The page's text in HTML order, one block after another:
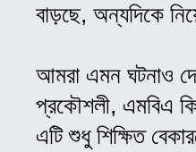
বাড়ছে, অন্যদিকে
আমরা এমন ঘটনাও
প্রকৌশলী, এমবিএ
এটি শুধু শিক্ষিত